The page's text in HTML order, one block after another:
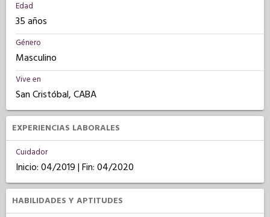
Edad
35 años
Género
Masculino
Vive en
San Cristóbal, CABA
EXPERIENCIAS LABORALES
Cuidador
Inicio: 04/2019 | Fin: 04/2020
HABILIDADES Y APTITUDES